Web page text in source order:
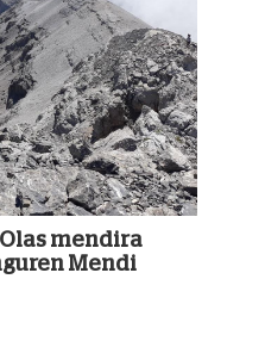
mendira
Mendi